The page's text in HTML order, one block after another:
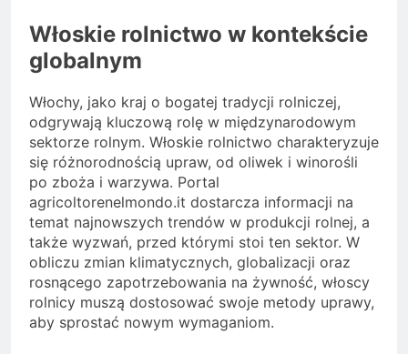
Włoskie rolnictwo w kontekście
globalnym
Włochy, jako kraj o bogatej tradycji rolniczej,
odgrywają kluczową rolę w międzynarodowym
sektorze rolnym. Włoskie rolnictwo charakteryzuje
się różnorodnością upraw, od oliwek i winorośli
po zboża i warzywa. Portal
agricoltorenelmondo.it dostarcza informacji na
temat najnowszych trendów w produkcji rolnej, a
także wyzwań, przed którymi stoi ten sektor. W
obliczu zmian klimatycznych, globalizacji oraz
rosnącego zapotrzebowania na żywność, włoscy
rolnicy muszą dostosować swoje metody uprawy,
aby sprostać nowym wymaganiom.